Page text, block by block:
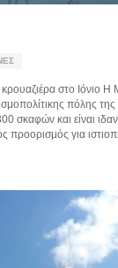
κρουαζιέρα στο Ιόνιο
πόλης
σκαφών και είναι
προορισμός για